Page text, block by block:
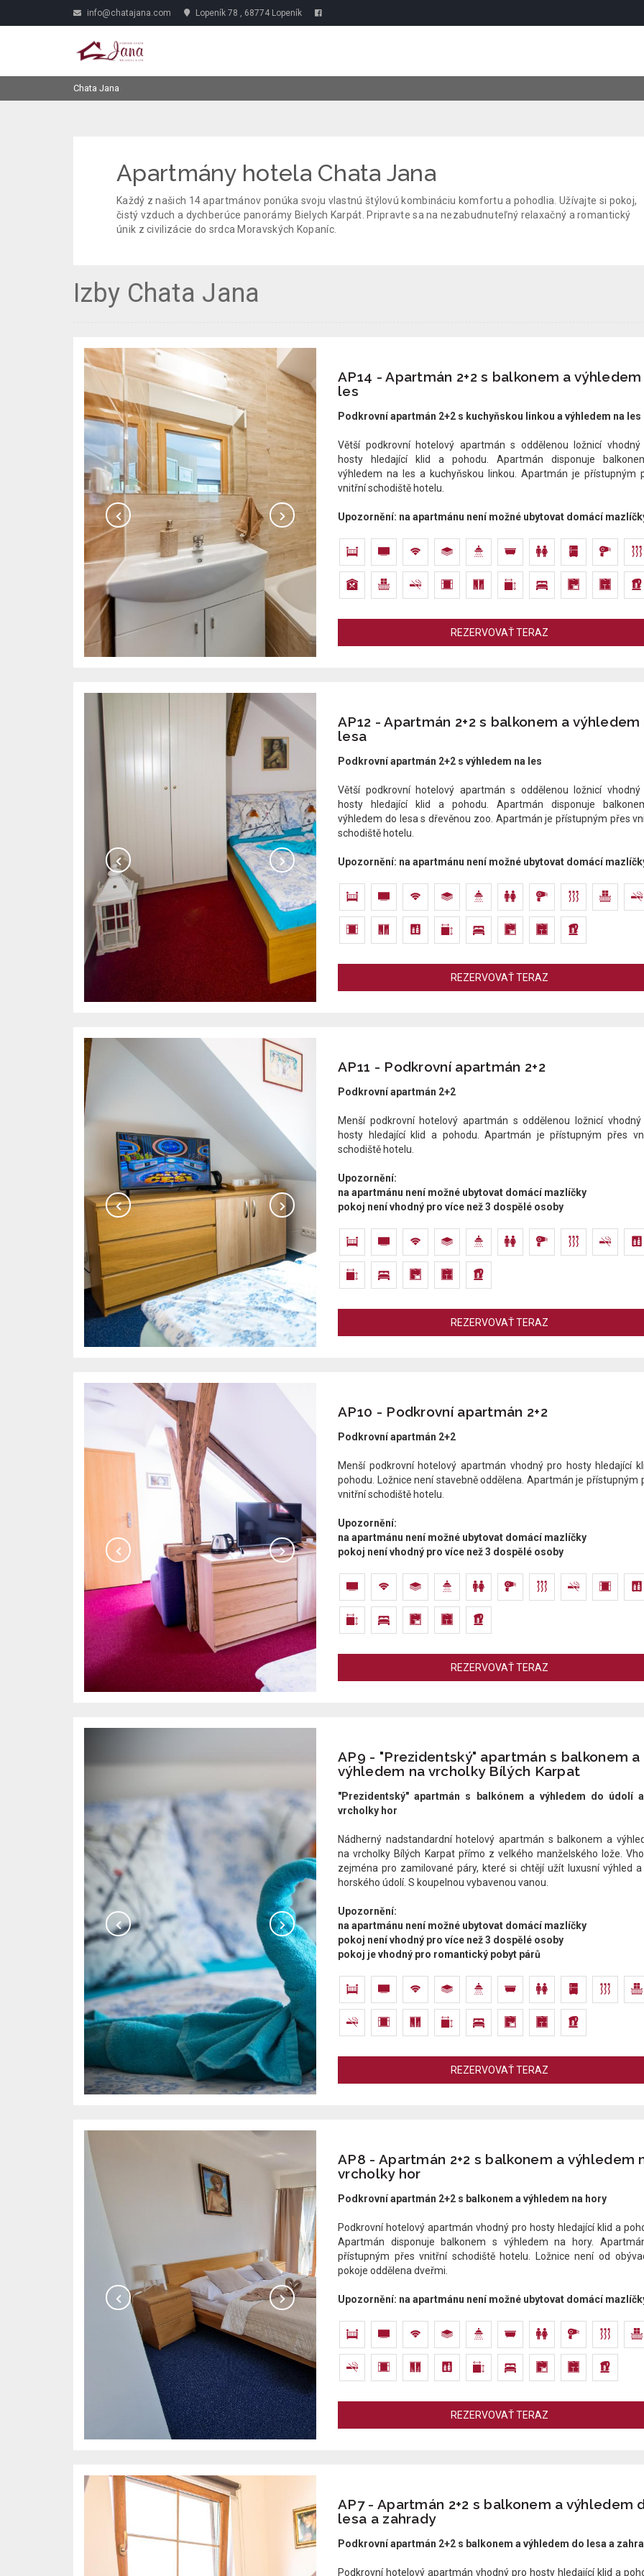
info@chatajana.com Lopeník 78 , 68774 Lopeník
Chata Jana
Apartmány hotela Chata Jana
Každý z našich 14 apartmánov ponúka svoju vlastnú štýlovú kombináciu komfortu a pohodlia. Užívajte si pokoj,
čistý vzduch a dychberúce panorámy Bielych Karpát. Pripravte sa na nezabudnuteľný relaxačný a romantický
únik z civilizácie do srdca Moravských Kopaníc.
Izby Chata Jana
AP14 - Apartmán 2+2 s balkonem a výhledem
les
Podkrovní apartmán 2+2 s kuchyňskou linkou a výhledem na les
Větší podkrovní hotelový apartmán s oddělenou ložnicí vhodný
hosty hledající klid a pohodu. Apartmán disponuje
výhledem na les a kuchyňskou linkou. Apartmán je přístupným
vnitřní schodiště hotelu.​​​​
Upozornění: na apartmánu není možné ubytovat domácí
REZERVOVAŤ TERAZ
AP12 - Apartmán 2+2 s balkonem a výhledem
lesa
Podkrovní apartmán 2+2 s výhledem na les
Větší podkrovní hotelový apartmán s oddělenou ložnicí vhodný
hosty hledající klid a pohodu. Apartmán disponuje
výhledem do lesa s dřevěnou zoo. Apartmán je přístupným přes
schodiště hotelu.​​​
Upozornění: na apartmánu není možné ubytovat domácí
REZERVOVAŤ TERAZ
AP11 - Podkrovní apartmán 2+2
Podkrovní apartmán 2+2
Menší podkrovní hotelový apartmán s oddělenou ložnicí vhodný
hosty hledající klid a pohodu. Apartmán je přístupným přes
schodiště hotelu.​​
Upozornění:
na apartmánu není možné ubytovat domácí mazlíčky
pokoj není vhodný pro více než 3 dospělé osoby
REZERVOVAŤ TERAZ
AP10 - Podkrovní apartmán 2+2
Podkrovní apartmán 2+2
Menší podkrovní hotelový apartmán vhodný pro hosty hledající
pohodu. Ložnice není stavebně oddělena. Apartmán je přístupným
vnitřní schodiště hotelu.​
Upozornění:
na apartmánu není možné ubytovat domácí mazlíčky
pokoj není vhodný pro více než 3 dospělé osoby
REZERVOVAŤ TERAZ
AP9 - "Prezidentský" apartmán s balkonem a
výhledem na vrcholky Bílých Karpat
"Prezidentský" apartmán s balkónem a výhledem do údolí
vrcholky hor
Nádherný nadstandardní hotelový apartmán s balkonem a
na vrcholky Bílých Karpat přímo z velkého manželského lože.
zejména pro zamilované páry, které si chtějí užít luxusní výhled a
horského údolí. S koupelnou vybavenou vanou.
Upozornění:
na apartmánu není možné ubytovat domácí mazlíčky
pokoj není vhodný pro více než 3 dospělé osoby
pokoj je vhodný pro romantický pobyt párů
REZERVOVAŤ TERAZ
AP8 - Apartmán 2+2 s balkonem a výhledem
vrcholky hor
Podkrovní apartmán 2+2 s balkonem a výhledem na hory
Podkrovní hotelový apartmán vhodný pro hosty hledající klid a
Apartmán disponuje balkonem s výhledem na hory.
přístupným přes vnitřní schodiště hotelu.​ Ložnice není od
pokoje oddělena dveřmi.
Upozornění: na apartmánu není možné ubytovat domácí
REZERVOVAŤ TERAZ
AP7 - Apartmán 2+2 s balkonem a výhledem
lesa a zahrady
Podkrovní apartmán 2+2 s balkonem a výhledem do lesa a
Podkrovní hotelový apartmán vhodný pro hosty hledající klid a